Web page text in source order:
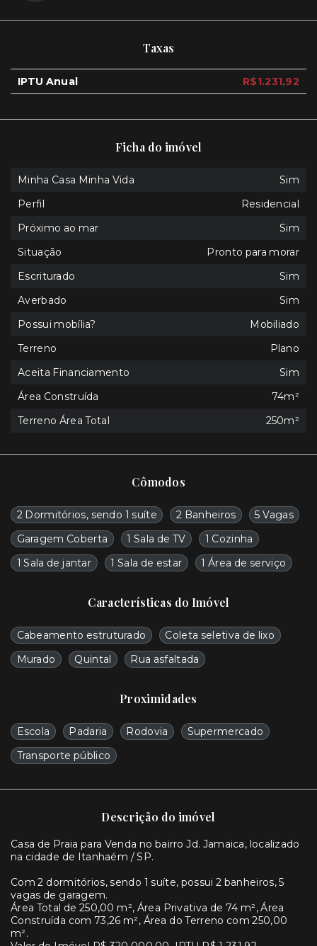
Cômodos
2 Dormitórios, sendo 1 suíte 2 Banheiros
5 Vagas
Garagem Coberta
1 Sala de TV
1 Cozinha
1 Sala de jantar
1 Sala de estar 1 Área de serviço
Características do Imóvel
Cabeamento estruturado
Coleta seletiva de lixo
Murado
Quintal Rua asfaltada
Proximidades
Escola Padaria Rodovia
Supermercado
Transporte público
Descrição do imóvel
Casa de Praia para Venda no bairro Jd. Jamaica, localizado
na cidade de Itanhaém / SP.
Com 2 dormitórios, sendo 1 suíte, possui 2 banheiros, 5
vagas de garagem.
Área Total de 250,00 m², Área Privativa de 74 m², Área
Construída com 73,26 m², Área do Terreno com 250,00
m².
Taxas
IPTU Anual R$1.231,92
Ficha do imóvel
Minha Casa Minha Vida
Sim
Perfil
Residencial
Próximo ao mar
Sim
Situação
Pronto para morar
Escriturado
Sim
Averbado
Sim
Possui mobília?
Mobiliado
Terreno
Plano
Aceita Financiamento
Sim
Área Construída
74m²
Terreno Área Total
250m²